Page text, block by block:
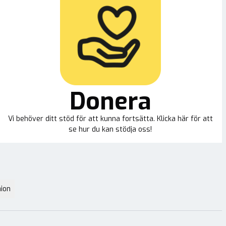
Donera
Vi behöver ditt stöd för att kunna fortsätta. Klicka här för att
se hur du kan stödja oss!